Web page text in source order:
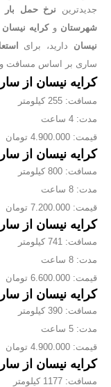
جدیدترین نرخ حمل بار
شهرستان وکرایه
نیسان دارید، برای
ساری بر اساس مسافت و
کرایه نیسان از
مسافت: 255 کیلومتر
مدت: 4 ساعت
قیمت: 4.900.000 تومان
کرایه نیسان از
مسافت: 800 کیلومتر
مدت: 8 ساعت
قیمت: 7.200.000 تومان
کرایه نیسان از
مسافت: 741 کیلومتر
مدت: 8 ساعت
قیمت: 6.600.000 تومان
کرایه نیسان از
مسافت: 390 کیلومتر
مدت: 5 ساعت
قیمت: 4.900.000 تومان
کرایه نیسان از
مسافت: 1177 کیلومتر